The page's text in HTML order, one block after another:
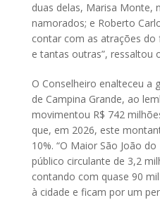
duas delas, Marisa Monte,
namorados; e Roberto
contar com as atrações
e tantas outras”, ressaltou
O Conselheiro enalteceu a
de Campina Grande, ao
movimentou R$ 742
que, em 2026, este
10%. “O Maior São João
público circulante de 3,2
contando com quase 90
à cidade e ficam por um